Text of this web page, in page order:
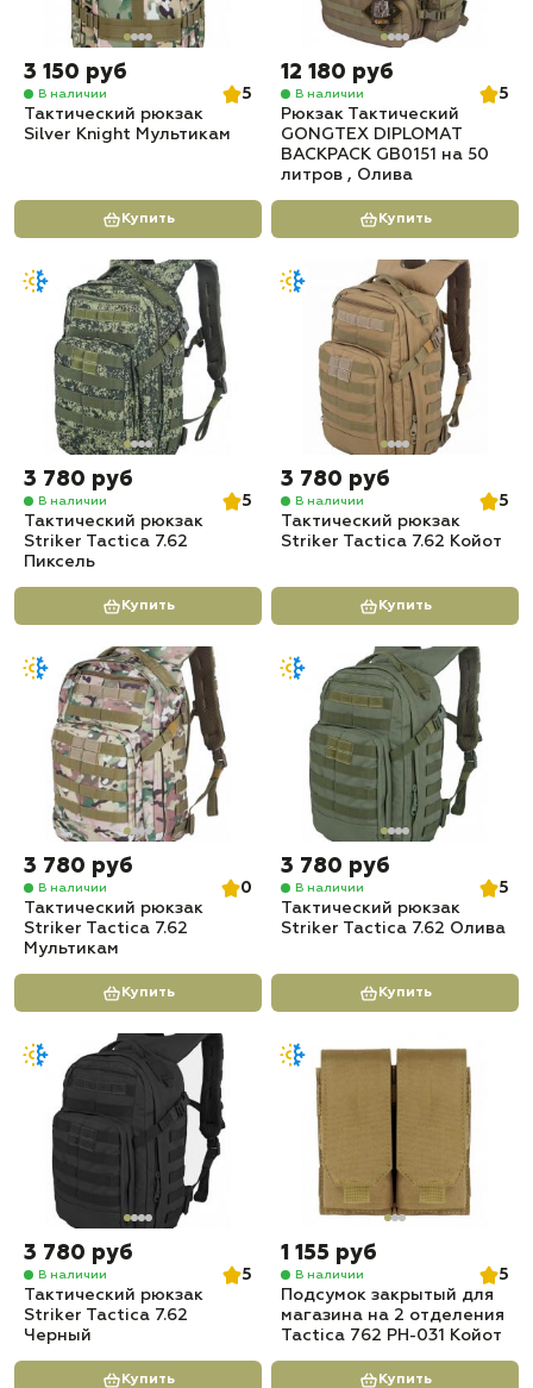
3 150 руб
В наличии
5
Тактический рюкзак
Silver Knight Мультикам
Купить
12 180 руб
В наличии
5
Рюкзак Тактический
GONGTEX DIPLOMAT
BACKPACK GB0151 на 50
литров , Олива
Купить
3 780 руб
В наличии
5
Тактический рюкзак
Striker Tactica 7.62
Пиксель
Купить
3 780 руб
В наличии
5
Тактический рюкзак
Striker Tactica 7.62 Койот
Купить
3 780 руб
В наличии
0
Тактический рюкзак
Striker Tactica 7.62
Мультикам
Купить
3 780 руб
В наличии
5
Тактический рюкзак
Striker Tactica 7.62 Олива
Купить
3 780 руб
В наличии
5
Тактический рюкзак
Striker Tactica 7.62
Черный
Купить
1 155 руб
В наличии
5
Подсумок закрытый для
магазина на 2 отделения
Tactica 762 PH-031 Койот
Купить